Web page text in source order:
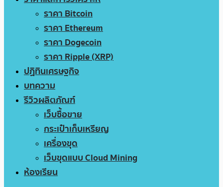
ราคา Bitcoin
ราคา Ethereum
ราคา Dogecoin
ราคา Ripple (XRP)
ปฏิทินเศรษฐกิจ
บทความ
รีวิวผลิตภัณฑ์
เว็บซื้อขาย
กระเป๋าเก็บเหรียญ
เครื่องขุด
เว็บขุดแบบ Cloud Mining
ห้องเรียน